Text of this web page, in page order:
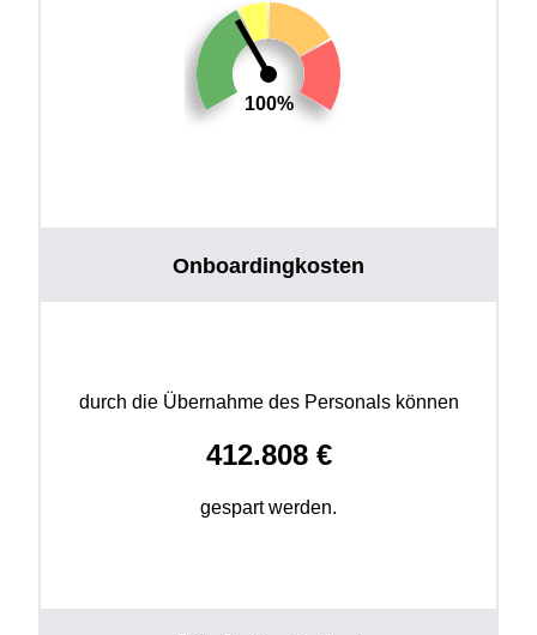
100%
Onboardingkosten
durch die Übernahme des Personals können
412.808€
gespart werden.